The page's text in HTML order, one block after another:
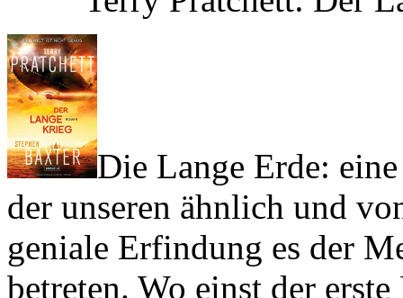
Die Lange Erde:
der unseren ähnlich und
geniale Erfindung es der
betreten. Wo einst der